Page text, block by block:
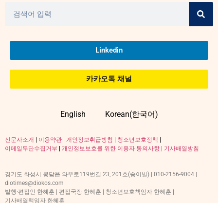
Linkedin
카카오톡 채널
English Korean(한국어)
신문사소개 이용약관 개인정보취급방침 청소년보호정책
이메일무단수집거부
개인정보보호를 위한 이용자 동의사항 | 기사배열방침
경기도 화성시 봉담읍 와우로119번길 23, 201호(송이빌) | 010-2156-9004 |
diotimes@diokos.com
발행·편집인 한혜훈 | 편집국장 한혜훈 | 청소년보호책임자 한혜훈 |
기사배열책임자 한혜훈